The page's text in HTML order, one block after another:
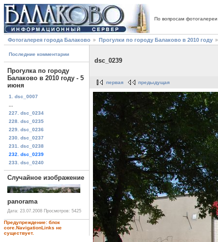
По вопросам
Фотогалерея города Балаково Прогулки по городу Балаково в 2010 году
Последние комментарии
Прогулка по городу
Балаково в 2010 году - 5
июня
1. dsc_0007
227. dsc_0234
228. dsc_0235
229. dsc_0236
230. dsc_0237
231. dsc_0238
232. dsc_0239
233. dsc_0240
Случайное изображение
panorama
Дата: 23.07.2008 Просмотров: 5425
Предупреждение: блок
core.NavigationLinks не
существует.
dsc_0239
первая предыдущая